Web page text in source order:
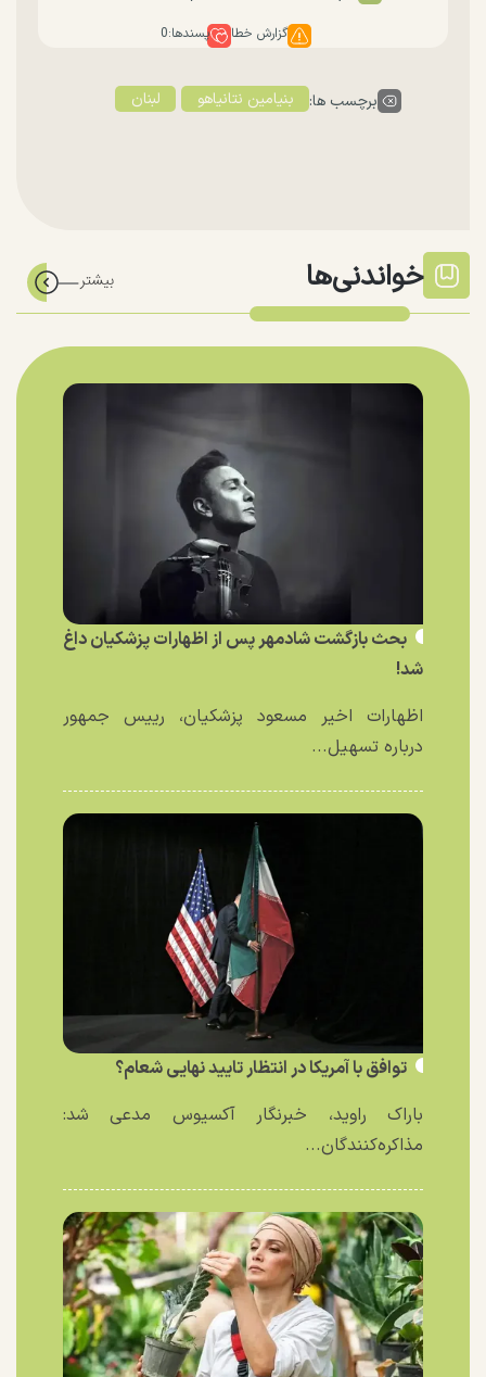
گزارش خطا پسندها:0
برچسب ها: بنیامین نتانیاهو لبنان
خواندنی‌ها
بحث بازگشت شادمهر پس از اظهارات پزشکیان داغ
شد!
اظهارات اخیر مسعود پزشکیان، رییس جمهور
درباره تسهیل...
توافق با آمریکا در انتظار تایید نهایی شعام؟
باراک راوید، خبرنگار آکسیوس مدعی شد:
مذاکره‌کنندگان...